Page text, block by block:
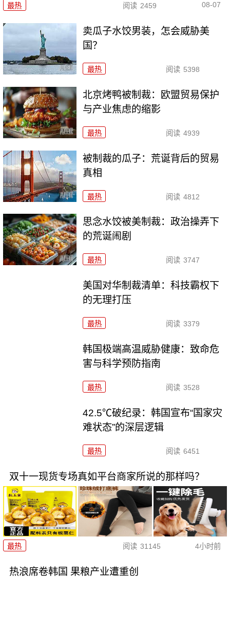
最热 阅读 2459 08-07
卖瓜子水饺男装，怎会威胁美
国？
最热 阅读 5398
北京烤鸭被制裁：欧盟贸易保护
与产业焦虑的缩影
最热 阅读 4939
被制裁的瓜子：荒诞背后的贸易
真相
最热 阅读 4812
思念水饺被美制裁：政治操弄下
的荒诞闹剧
最热 阅读 3747
美国对华制裁清单：科技霸权下
的无理打压
最热 阅读 3379
韩国极端高温威胁健康：致命危
害与科学预防指南
最热 阅读 3528
42.5℃破纪录：韩国宣布“国家灾
难状态”的深层逻辑
最热 阅读 6451
双十一现货专场真如平台商家所说的那样吗？
最热 阅读 31145 4小时前
热浪席卷韩国 果粮产业遭重创